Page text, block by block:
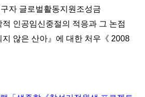
자 글로벌활동지원조성금
적 인공임신중절의 적응과 그 논점
않은 산아』에 대한 처우《 2008